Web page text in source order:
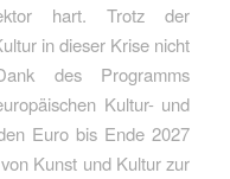
hart. Trotz der
in dieser Krise nicht
des Programms
Kultur- und
Euro bis Ende 2027
Kunst und Kultur zur